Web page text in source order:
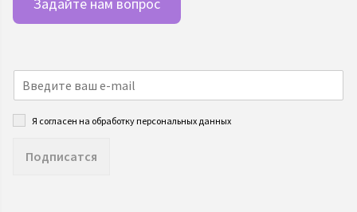
Я согласен на обработку персональных данных
Подписатся